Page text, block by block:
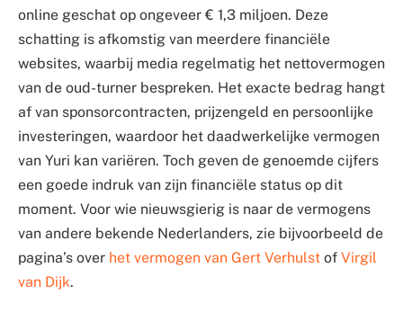
online geschat op ongeveer € 1,3 miljoen. Deze
schatting is afkomstig van meerdere financiële
websites, waarbij media regelmatig het nettovermogen
van de oud-turner bespreken. Het exacte bedrag hangt
af van sponsorcontracten, prijzengeld en persoonlijke
investeringen, waardoor het daadwerkelijke vermogen
van Yuri kan variëren. Toch geven de genoemde cijfers
een goede indruk van zijn financiële status op dit
moment. Voor wie nieuwsgierig is naar de vermogens
van andere bekende Nederlanders, zie bijvoorbeeld de
pagina’s over het vermogen van Gert Verhulst of Virgil
van Dijk.